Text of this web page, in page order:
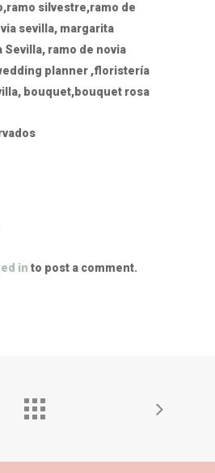
silvestre,ramo de
sevilla, margarita
Sevilla, ramo de novia
planner ,floristería
bouquet,bouquet rosa
in to post a comment.